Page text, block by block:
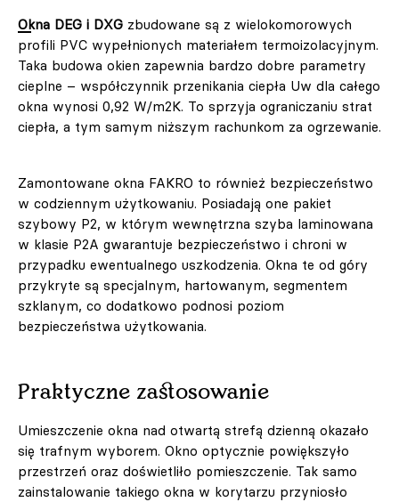
Okna DEG i DXG zbudowane są z wielokomorowych
profili PVC wypełnionych materiałem termoizolacyjnym.
Taka budowa okien zapewnia bardzo dobre parametry
cieplne – współczynnik przenikania ciepła Uw dla całego
okna wynosi 0,92 W/m2K. To sprzyja ograniczaniu strat
ciepła, a tym samym niższym rachunkom za ogrzewanie.
Zamontowane okna FAKRO to również bezpieczeństwo
w codziennym użytkowaniu. Posiadają one pakiet
szybowy P2, w którym wewnętrzna szyba laminowana
w klasie P2A gwarantuje bezpieczeństwo i chroni w
przypadku ewentualnego uszkodzenia. Okna te od góry
przykryte są specjalnym, hartowanym, segmentem
szklanym, co dodatkowo podnosi poziom
bezpieczeństwa użytkowania.
Praktyczne zastosowanie
Umieszczenie okna nad otwartą strefą dzienną okazało
się trafnym wyborem. Okno optycznie powiększyło
przestrzeń oraz doświetliło pomieszczenie. Tak samo
zainstalowanie takiego okna w korytarzu przyniosło